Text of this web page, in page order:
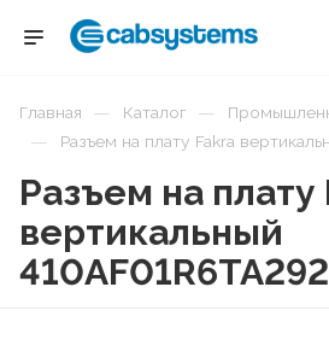
Главная — Каталог —
— Разъем на плату Fakra
Разъем на плату
вертикальный